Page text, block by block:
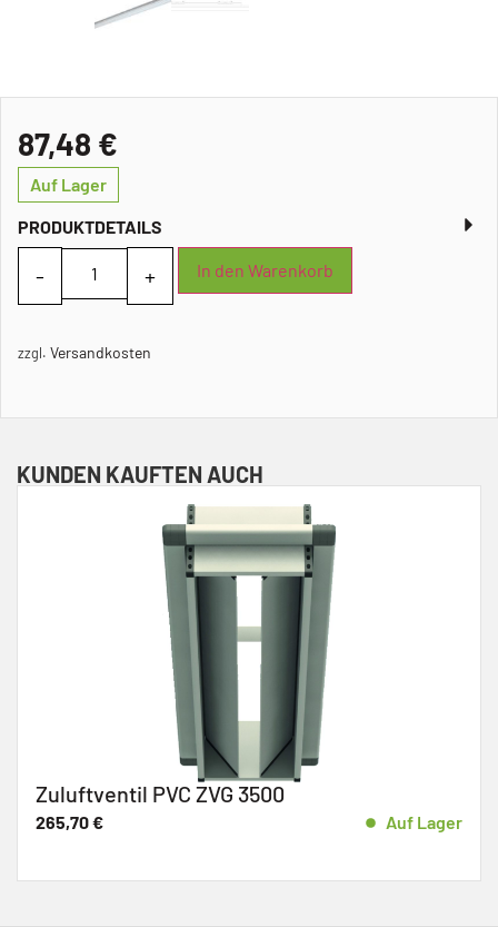
87,48 €
Auf Lager
PRODUKTDETAILS
In den Warenkorb
zzgl. Versandkosten
KUNDEN KAUFTEN AUCH
Auf Lager
Kugelhahn Profec Typ 103